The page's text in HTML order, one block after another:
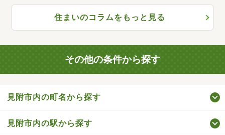
住まいのコラムをもっと見る
その他の条件から探す
見附市内の町名から探す
見附市内の駅から探す